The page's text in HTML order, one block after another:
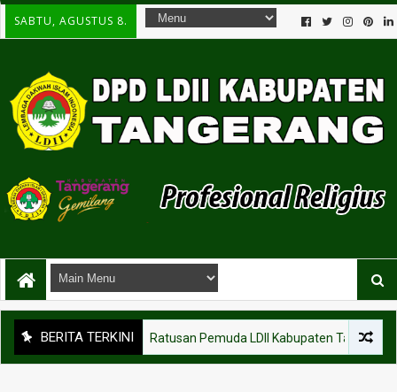
SABTU, AGUSTUS 8.
BERITA TERKINI
KEGIATAN Ratusan Pemuda LDII Kabupaten Tangerang